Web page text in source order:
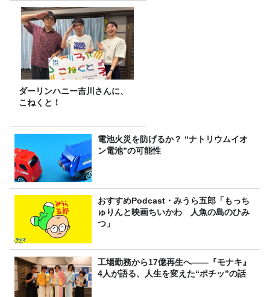
ダーリンハニー吉川さんに、
こねくと！
電池火災を防げるか？ “ナトリウムイオ
ン電池”の可能性
おすすめPodcast・みうら五郎「もっち
ゅりんと映画ちいかわ 人魚の島のひみ
つ」
工場勤務から17億再生へ——『モナキ』
4人が語る、人生を変えた“ポチッ”の話